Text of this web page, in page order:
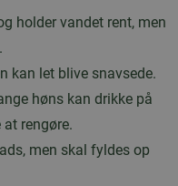
holder vandet rent, men
kan let blive snavsede.
høns kan drikke på
rengøre.
men skal fyldes op